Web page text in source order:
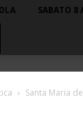
SABATO 8
Santa Maria